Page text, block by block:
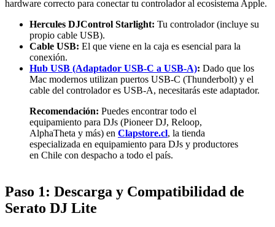
hardware correcto para conectar tu controlador al ecosistema Apple.
Hercules DJControl Starlight: Tu controlador (incluye su
propio cable USB).
Cable USB: El que viene en la caja es esencial para la
conexión.
Hub USB (Adaptador USB-C a USB-A): Dado que los
Mac modernos utilizan puertos USB-C (Thunderbolt) y el
cable del controlador es USB-A, necesitarás este adaptador.
Recomendación: Puedes encontrar todo el
equipamiento para DJs (Pioneer DJ, Reloop,
AlphaTheta y más) en Clapstore.cl, la tienda
especializada en equipamiento para DJs y productores
en Chile con despacho a todo el país.
Paso 1: Descarga y Compatibilidad de
Serato DJ Lite